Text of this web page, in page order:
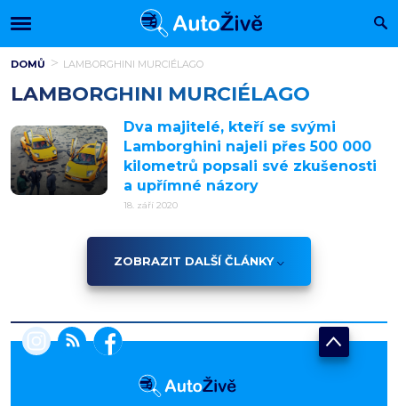
DOMŮ LAMBORGHINI MURCIÉLAGO
LAMBORGHINI MURCIÉLAGO
Dva majitelé, kteří se svými
Lamborghini najeli přes 500 000
kilometrů popsali své zkušenosti
a upřímné názory
18. září 2020
ZOBRAZIT DALŠÍ ČLÁNKY